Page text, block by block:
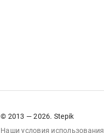
© 2013 — 2026. Stepik
Наши условия использования